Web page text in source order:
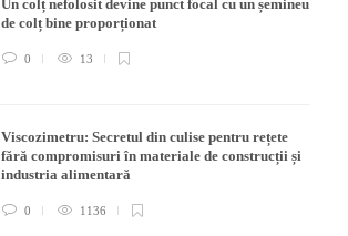
Un colț nefolosit devine punct focal cu un șemineu
de colț bine proporționat
0 13
Viscozimetru: Secretul din culise pentru rețete
fără compromisuri în materiale de construcții și
industria alimentară
0 1136